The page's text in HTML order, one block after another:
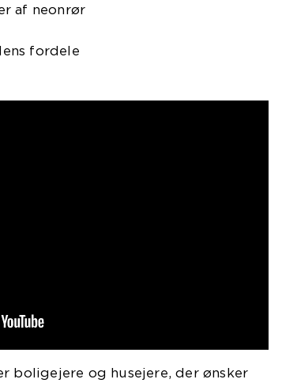
af neonrør
fordele
boligejere og husejere, der ønsker